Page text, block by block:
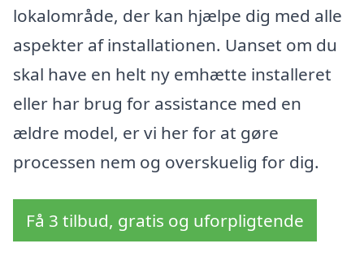
lokalområde, der kan hjælpe dig med alle
aspekter af installationen. Uanset om du
skal have en helt ny emhætte installeret
eller har brug for assistance med en
ældre model, er vi her for at gøre
processen nem og overskuelig for dig.
Få 3 tilbud, gratis og uforpligtende